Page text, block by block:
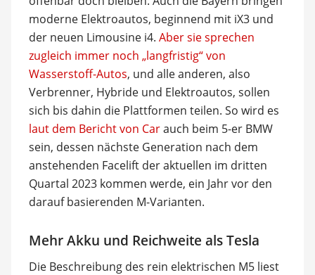
moderne Elektroautos, beginnend mit iX3 und
der neuen Limousine i4. Aber sie sprechen
zugleich immer noch „langfristig“ von
Wasserstoff-Autos, und alle anderen, also
Verbrenner, Hybride und Elektroautos, sollen
sich bis dahin die Plattformen teilen. So wird es
laut dem Bericht von Carauch beim 5-er BMW
sein, dessen nächste Generation nach dem
anstehenden Facelift der aktuellen im dritten
Quartal 2023 kommen werde, ein Jahr vor den
darauf basierenden M-Varianten.
Mehr Akku und Reichweite als Tesla
Die Beschreibung des rein elektrischen M5 liest